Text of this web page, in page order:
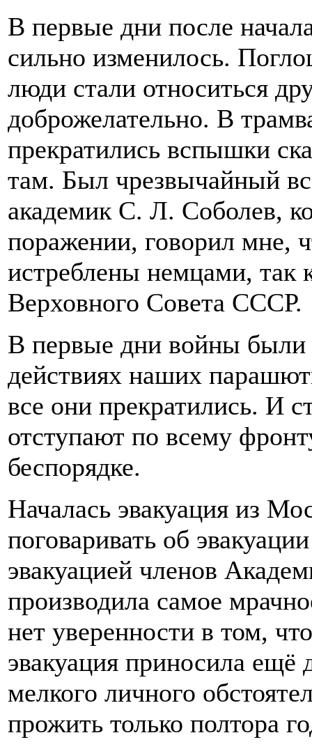
В первые дни после
сильно изменилось.
люди стали относиться
доброжелательно. В
прекратились вспышки
там. Был чрезвычайный
академик С. Л. Соболев,
поражении, говорил мне,
истреблены немцами, так
Верховного Совета СССР.
В первые дни войны были
действиях наших
все они прекратились. И
отступают по всему
беспорядке.
Началась эвакуация из
поговаривать об
эвакуацией членов
производила самое
нет уверенности в том,
эвакуация приносила ещё
мелкого личного
прожить только полтора